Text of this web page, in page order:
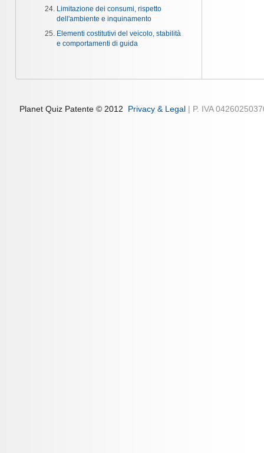
Limitazione dei consumi, rispetto
dell'ambiente e inquinamento
Elementi costitutivi del veicolo, stabilità
e comportamenti di guida
Planet Quiz Patente © 2012 Privacy & Legal | P. IVA